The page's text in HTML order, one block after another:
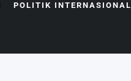
POLITIK INTERNASIONAL